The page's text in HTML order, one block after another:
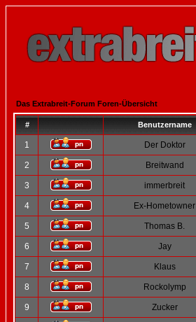
Das Extrabreit-Forum Foren-Übersicht
# Benutzername
1 Der Doktor
2 Breitwand
3 immerbreit
4 Ex-Hometowner
5 Thomas B.
6 Jay
7 Klaus
8 Rockolymp
9 Zucker